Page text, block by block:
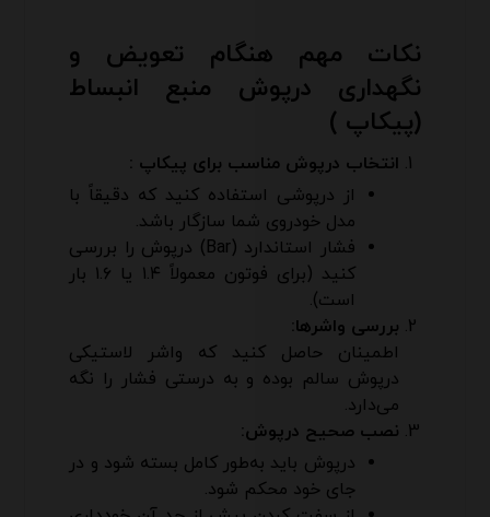
نکات مهم هنگام تعویض و
نگهداری درپوش منبع انبساط
(پیکاپ )
انتخاب درپوش مناسب برای پیکاپ :
از درپوشی استفاده کنید که دقیقاً با
مدل خودروی شما سازگار باشد.
فشار استاندارد (Bar) درپوش را بررسی
کنید (برای فوتون معمولاً ۱.۴ یا ۱.۶ بار
است).
بررسی واشرها:
اطمینان حاصل کنید که واشر لاستیکی
درپوش سالم بوده و به درستی فشار را نگه
می‌دارد.
نصب صحیح درپوش:
درپوش باید به‌طور کامل بسته شود و در
جای خود محکم شود.